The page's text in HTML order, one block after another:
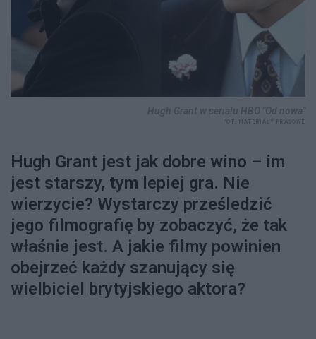
Hugh Grant jest jak dobre wino – im
jest starszy, tym lepiej gra. Nie
wierzycie? Wystarczy prześledzić
jego filmografię by zobaczyć, że tak
właśnie jest. A jakie filmy powinien
obejrzeć każdy szanujący się
wielbiciel brytyjskiego aktora?